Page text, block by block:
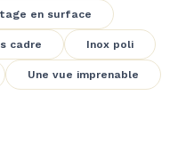
en surface
cadre Inox poli
Une vue imprenable